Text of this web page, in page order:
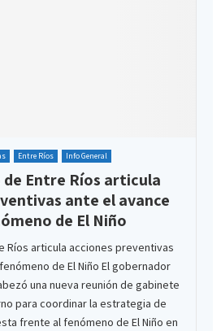
Entre Ríos Info General
de Entre Ríos articula
ante el avance
de El Niño
Ríos articula acciones preventivas
de El Niño El gobernador
una nueva reunión de gabinete
para coordinar la estrategia de
frente al fenómeno de El Niño en